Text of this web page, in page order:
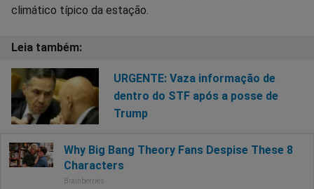
climático típico da estação.
URGENTE: Vaza informação de
dentro do STF após a posse de
Trump